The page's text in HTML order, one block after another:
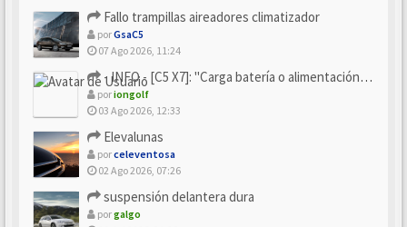
Fallo trampillas aireadores climatizador
porGsaC5
07 Ago 2026, 11:24
- INFO - [C5 X7]: "Carga batería o alimentación eléctri...
poriongolf
03 Ago 2026, 12:33
Elevalunas
porceleventosa
02 Ago 2026, 07:26
suspensión delantera dura
porgalgo